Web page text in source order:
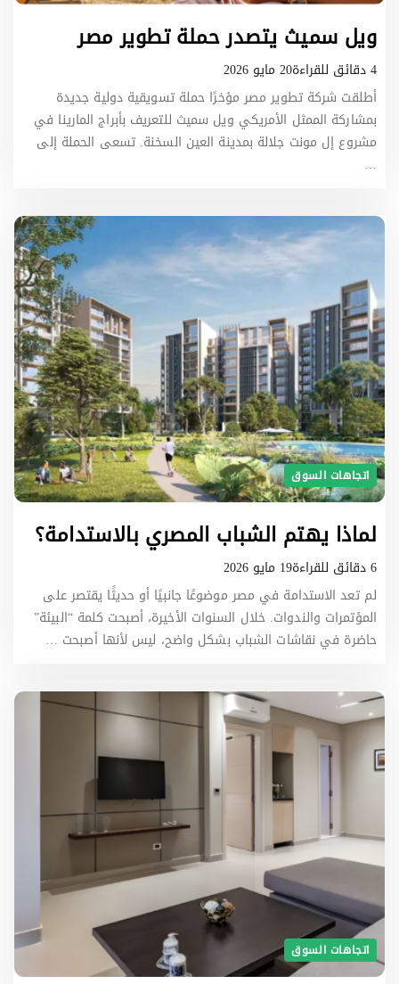
ويل سميث يتصدر حملة تطوير مصر
4 دقائق للقراءة
20 مايو 2026
أطلقت شركة تطوير مصر مؤخرًا حملة تسويقية دولية جديدة
بمشاركة الممثل الأمريكي ويل سميث للتعريف بأبراج المارينا في
مشروع إل مونت جلالة بمدينة العين السخنة. تسعى الحملة إلى
…
اتجاهات السوق
لماذا يهتم الشباب المصري بالاستدامة؟
6 دقائق للقراءة
19 مايو 2026
لم تعد الاستدامة في مصر موضوعًا جانبيًا أو حديثًا يقتصر على
المؤتمرات والندوات. خلال السنوات الأخيرة، أصبحت كلمة “البيئة”
حاضرة في نقاشات الشباب بشكل واضح، ليس لأنها أصبحت …
اتجاهات السوق